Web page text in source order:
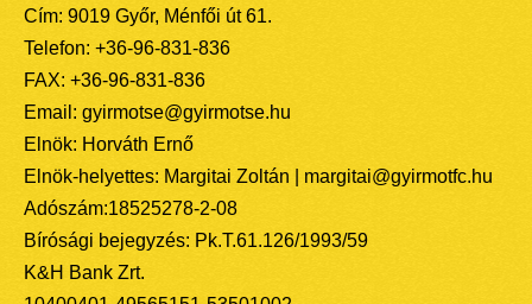
Cím: 9019 Győr, Ménfői út 61.
Telefon: +36-96-831-836
FAX: +36-96-831-836
Email: gyirmotse@gyirmotse.hu
Elnök: Horváth Ernő
Elnök-helyettes: Margitai Zoltán | margitai@gyirmotfc.hu
Adószám:18525278-2-08
Bírósági bejegyzés: Pk.T.61.126/1993/59
K&H Bank Zrt.